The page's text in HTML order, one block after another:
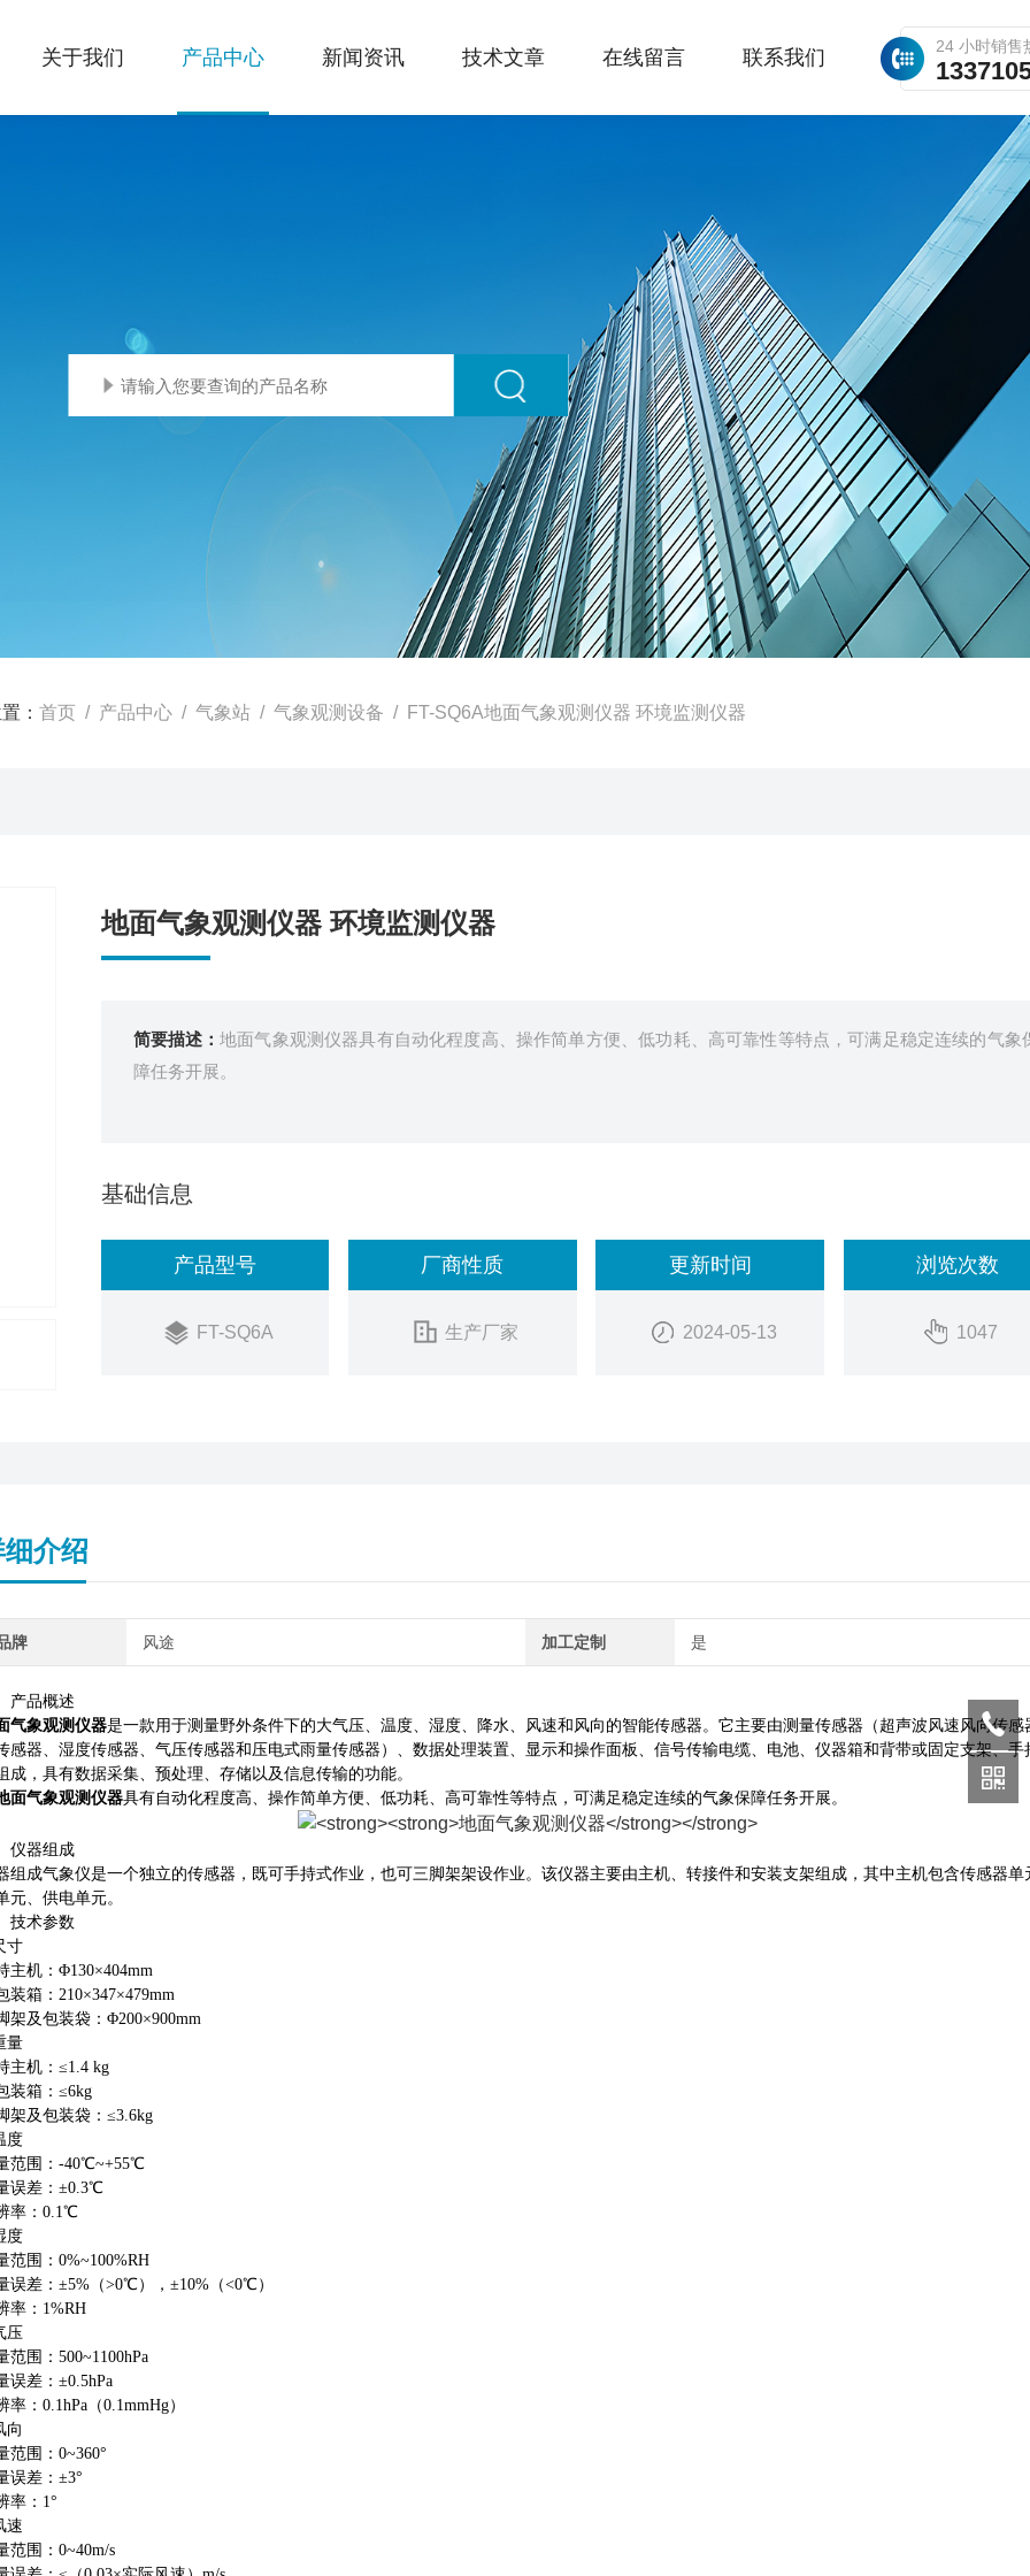
24 小时销售
关于我们 产品中心 新闻资讯 技术文章 在线留言 联系我们
： 首页 / 产品中心 / 气象站 / 气象观测设备 / FT-SQ6A地面气象观测仪器 环境监测仪器
地面气象观测仪器 环境监测仪器
简要描述： 地面气象观测仪器具有自动化程度高、操作简单方便、低功耗、高可靠性等特点，可满足稳定连续的气象
障任务开展。
基础信息
产品型号
FT-SQ6A
厂商性质
生产厂家
更新时间
2024-05-13
浏览次数
1047
介绍
牌 风途 加工定制 是
产品概述
气象观测仪器是一款用于测量野外条件下的大气压、温度、湿度、降水、风速和风向的智能传感器。它主要由测量传感器（超声波风速风向传感
感器、湿度传感器、气压传感器和压电式雨量传感器）、数据处理装置、显示和操作面板、信号传输电缆、电池、仪器箱和背带或固定支架、手
成，具有数据采集、预处理、存储以及信息传输的功能。
面气象观测仪器具有自动化程度高、操作简单方便、低功耗、高可靠性等特点，可满足稳定连续的气象保障任务开展。
仪器组成
组成气象仪是一个独立的传感器，既可手持式作业，也可三脚架架设作业。该仪器主要由主机、转接件和安装支架组成，其中主机包含传感器单
元、供电单元。
技术参数
寸
主机： Φ130×404mm
装箱： 210×347×479mm
架及包装袋： Φ200×900mm
量
主机： ≤1.4 kg
装箱： ≤6kg
架及包装袋： ≤3.6kg
度
范围： -40℃~+55℃
误差： ±0.3℃
率： 0.1℃
度
范围： 0%~100%RH
误差： ±5% （>0℃），±10% （<0℃）
率： 1%RH
压
范围： 500~1100hPa
误差： ±0.5hPa
率： 0.1hPa （0.1mmHg）
向
范围： 0~360°
误差： ±3°
率： 1°
速
范围： 0~40m/s